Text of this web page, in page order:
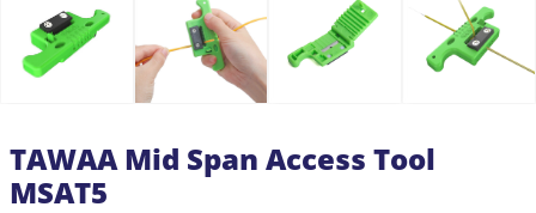
TAWAA Mid Span Access Tool
MSAT5